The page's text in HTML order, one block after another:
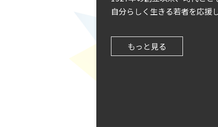
自分らしく生きる若者を応援
もっと見る